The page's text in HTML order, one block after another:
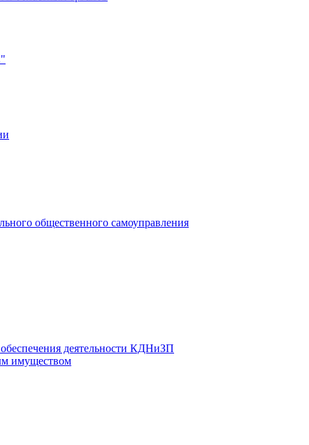
общественного самоуправления
деятельности КДНиЗП
имуществом